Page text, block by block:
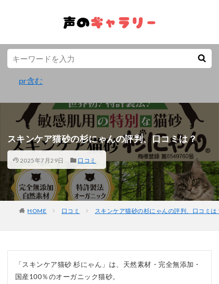
pr含む
スキンケア猫砂の杉にゃんの評判、口コミは？
2025年7月29日 口コミ
HOME 口コミ スキンケア猫砂の杉にゃんの評判、口コミは
「スキンケア猫砂 杉にゃん」は、天然素材・完全無添加・
国産100％のオーガニック猫砂。